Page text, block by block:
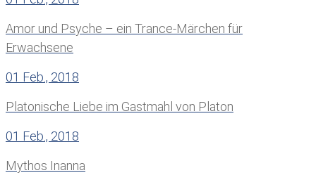
Amor und Psyche – ein Trance-Märchen für
Erwachsene
01 Feb., 2018
Platonische Liebe im Gastmahl von Platon
01 Feb., 2018
Mythos Inanna